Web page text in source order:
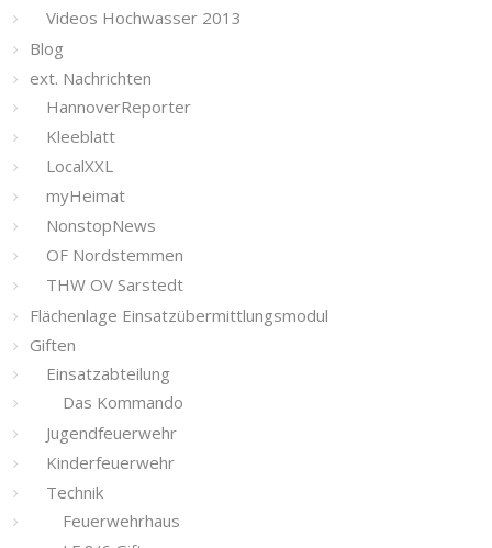
Videos Hochwasser 2013
Blog
ext. Nachrichten
HannoverReporter
Kleeblatt
LocalXXL
myHeimat
NonstopNews
OF Nordstemmen
THW OV Sarstedt
Flächenlage Einsatzübermittlungsmodul
Giften
Einsatzabteilung
Das Kommando
Jugendfeuerwehr
Kinderfeuerwehr
Technik
Feuerwehrhaus